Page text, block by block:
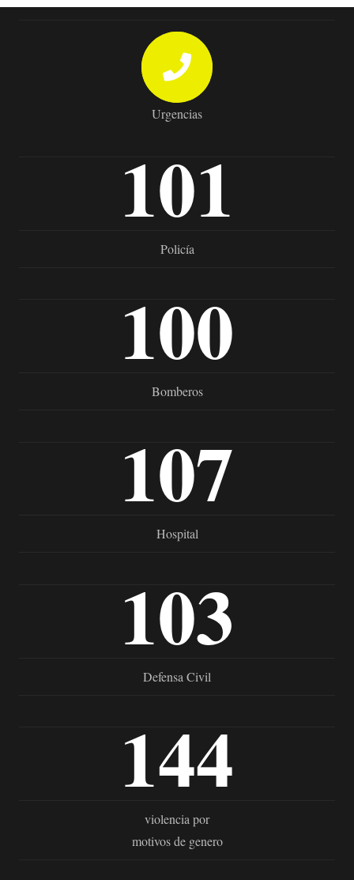
Urgencias
101
Policía
100
Bomberos
107
Hospital
103
Defensa Civil
144
violencia por
motivos de genero